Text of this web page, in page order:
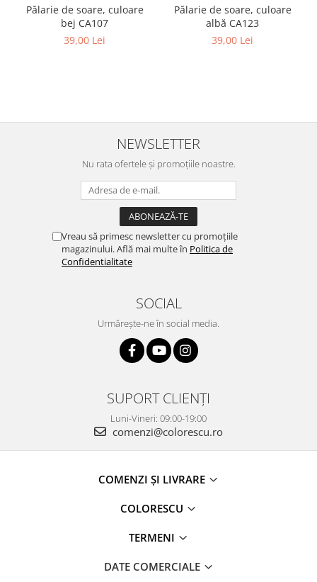
Pălarie de soare, culoare
bej CA107
39,00 Lei
Pălarie de soare, culoare
albă CA123
39,00 Lei
NEWSLETTER
Nu rata ofertele și promoțiile noastre.
Vreau să primesc newsletter cu promoțiile
magazinului. Află mai multe în Politica de
Confidentialitate
SOCIAL
Urmărește-ne în social media.
SUPORT CLIENȚI
Luni-Vineri: 09:00-19:00
comenzi@colorescu.ro
COMENZI ȘI LIVRARE
COLORESCU
TERMENI
DATE COMERCIALE